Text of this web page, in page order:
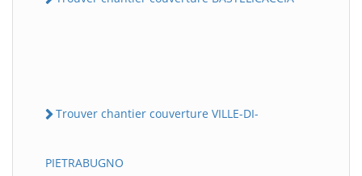
Trouver chantier couverture VILLE-DI-
PIETRABUGNO